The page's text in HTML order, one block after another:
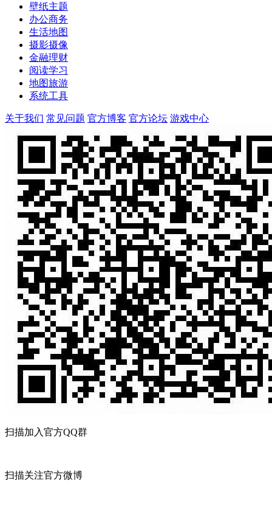
壁纸主题
办公商务
生活地图
摄影摄像
金融理财
阅读学习
地图旅游
系统工具
关于我们 常见问题 官方博客 官方论坛 游戏中心
扫描加入官方QQ群
扫描关注官方微博